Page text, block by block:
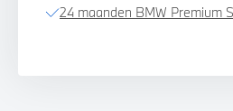
24 maanden BMW Premium